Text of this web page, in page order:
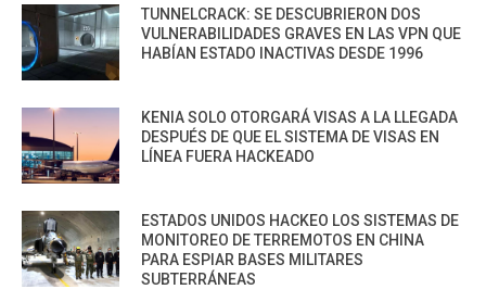
TUNNELCRACK: SE DESCUBRIERON DOS
VULNERABILIDADES GRAVES EN LAS VPN QUE
HABÍAN ESTADO INACTIVAS DESDE 1996
KENIA SOLO OTORGARÁ VISAS A LA LLEGADA
DESPUÉS DE QUE EL SISTEMA DE VISAS EN
LÍNEA FUERA HACKEADO
ESTADOS UNIDOS HACKEO LOS SISTEMAS DE
MONITOREO DE TERREMOTOS EN CHINA
PARA ESPIAR BASES MILITARES
SUBTERRÁNEAS